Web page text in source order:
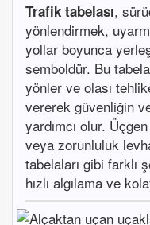
Trafik tabelası,
yönlendirmek,
yollar boyunca
semboldür. Bu
yönler ve olası
vererek güvenliğin
yardımcı olur.
veya zorunluluk
tabelaları gibi
hızlı algılama ve